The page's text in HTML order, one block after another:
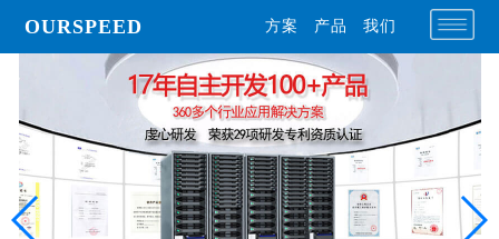
OURSPEED 方案 产品 我们